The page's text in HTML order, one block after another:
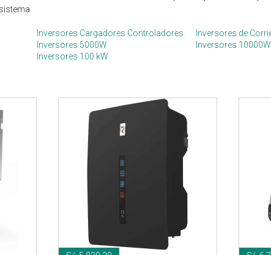
Inversores Cargadores Controladores
Inversores de
Inversores 5000W
Inversores 10000W
Inversores 100 kW